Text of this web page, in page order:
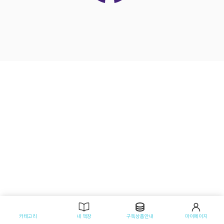
카테고리 내 책장 구독상품안내 마이페이지